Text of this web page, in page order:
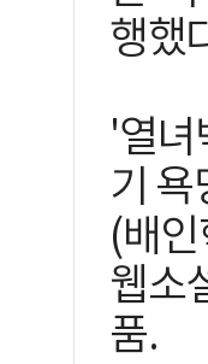
행했
'열녀
기 욕
(배
웹소
품.